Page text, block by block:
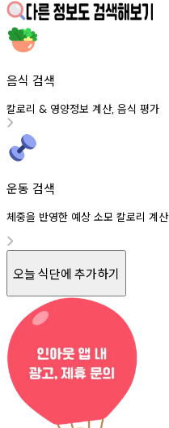
음식 검색
칼로리 & 영양정보 계산, 음식 평가
운동 검색
체중을 반영한 예상 소모 칼로리 계산
오늘 식단에 추가하기